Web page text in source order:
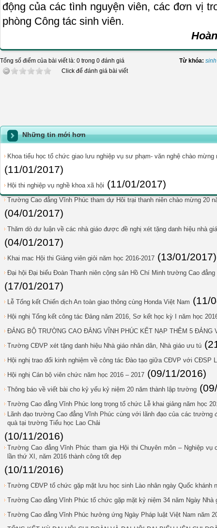
động của các tình nguyện viên, các đơn vị
phòng Công tác sinh viên.
Tổng số điểm của bài viết là: 0 trong 0 đánh giá
Click để đánh giá bài viết
Từ khóa:
Những tin mới hơn
Khoa tiểu học tổ chức giao lưu nghiệp vụ sư phạm- văn nghệ chào mừng
(11/01/2017)
Hội thi nghiệp vụ nghề khoa xã hội (11/01/2017)
Trường Cao đẳng Vĩnh Phúc tham dự Hôi trại thanh niên chào mừng 20
(04/01/2017)
Thăm dò dư luận về các nhà giáo được đề nghị xét tặng danh hiệu nhà
(04/01/2017)
Khai mac Hội thi Giảng viên giỏi năm học 2016-2017 (13/01/2017)
Đại hội Đại biểu Đoàn Thanh niên cộng sản Hồ Chí Minh trường Cao
(17/01/2017)
Lễ Tổng kết Chiến dịch An toàn giao thông cùng Honda Việt Nam (11/
Hội nghị Tổng kết công tác Đảng năm 2016, Sơ kết học kỳ I năm học
ĐẢNG BỘ TRƯỜNG CAO ĐẲNG VĨNH PHÚC KẾT NẠP THÊM 5 ĐẢNG
Trường CĐVP xét tặng danh hiệu Nhà giáo nhân dân, Nhà giáo ưu tú
Hội nghị trao đổi kinh nghiệm về công tác Đào tạo giữa CĐVP với CĐSP
Hội nghị Cán bộ viên chức năm học 2016 – 2017 (09/11/2016)
Thông báo về viết bài cho kỷ yếu kỷ niệm 20 năm thành lập trường
Trường Cao đẳng Vĩnh Phúc long trọng tổ chức Lễ khai giảng năm học
Lãnh đạo trường Cao đẳng Vĩnh Phúc cùng với lãnh đạo của các trường
quà tại trường Tiểu học Lao Chải
(10/11/2016)
Trường Cao đẳng Vĩnh Phúc tham gia Hội thi Chuyên môn – Nghiệp
lần thứ XI, năm 2016 thành công tốt đẹp
(10/11/2016)
Trường CĐVP tổ chức gặp mặt lưu học sinh Lào nhân ngày Quốc khánh
Trường Cao đẳng Vĩnh Phúc tổ chức gặp mặt kỷ niệm 34 năm Ngày Nhà
Trường Cao đẳng Vĩnh Phúc hưởng ứng Ngày Pháp luật Việt Nam năm